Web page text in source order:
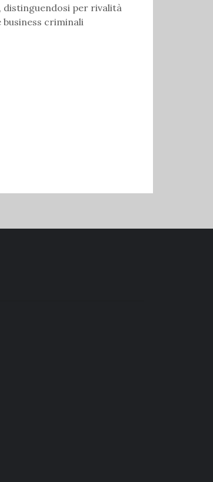
distinguendosi per rivalità
business criminali